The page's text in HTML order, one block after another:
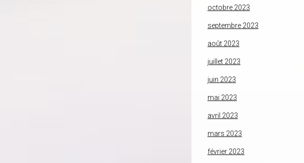
octobre 2023
septembre 2023
août 2023
juillet 2023
juin 2023
mai 2023
avril 2023
mars 2023
février 2023